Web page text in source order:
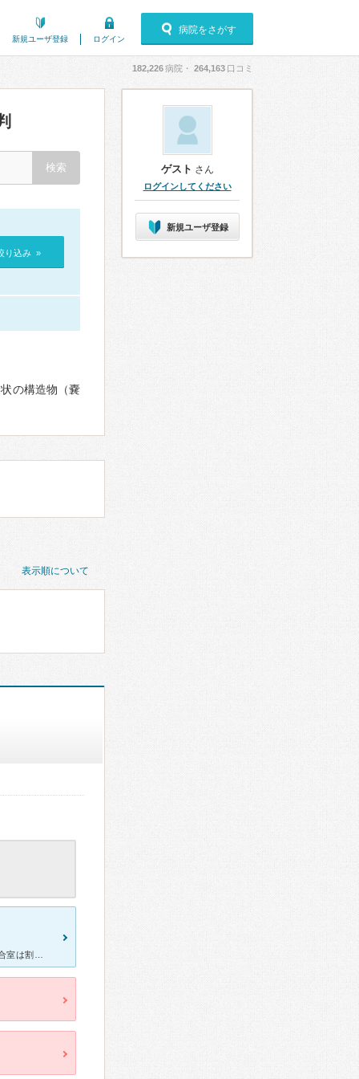
新規ユーザ登録 ログイン
病院をさがす
182,226病院・ 264,163 口コミ
り込み »
の構造物（嚢
表示順について
ゲスト さん
ログインしてください
新規ユーザ登録